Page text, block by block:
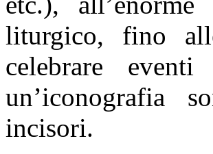
liturgico, fino
celebrare
un’iconografia
incisori.